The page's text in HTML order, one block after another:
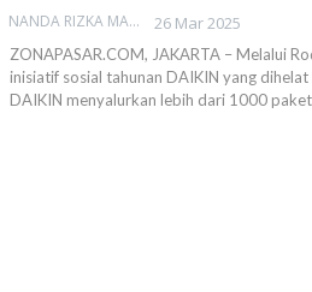
NANDA RIZKA MAHENDRA 26 Mar 2025
ZONAPASAR.COM, JAKARTA – Melalui
inisiatif sosial tahunan DAIKIN yang
DAIKIN menyalurkan lebih dari 1000